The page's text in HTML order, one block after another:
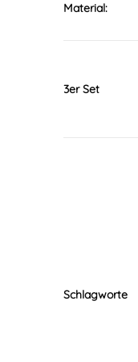
Material:
3er Set
Schlagworte